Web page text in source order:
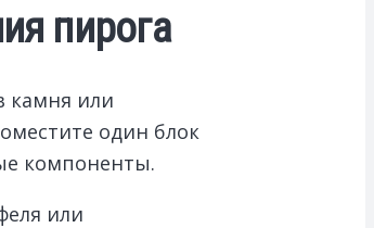
пирога
камня или
один блок
компоненты.
или